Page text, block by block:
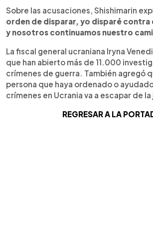
Sobre las acusaciones, Shishimarin
orden de disparar, yo disparé contra
y nosotros continuamos nuestro
La fiscal general ucraniana Iryna
que han abierto más de 11.000
crímenes de guerra. También agregó
persona que haya ordenado o
crímenes en Ucrania va a escapar de
REGRESAR A LA